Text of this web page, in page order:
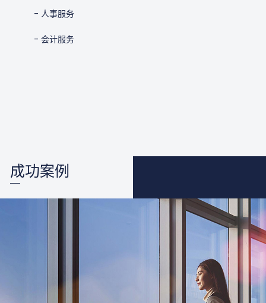
- 人事服务
- 会计服务
成功案例